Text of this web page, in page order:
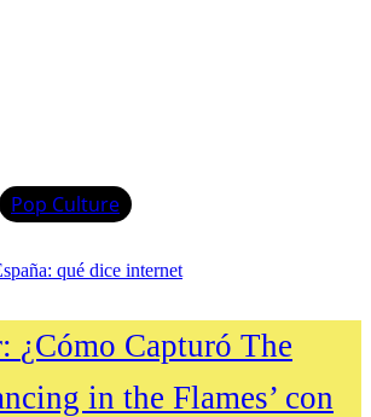
Pop Culture
qué dice internet
¿Cómo Capturó The
in the Flames’ con